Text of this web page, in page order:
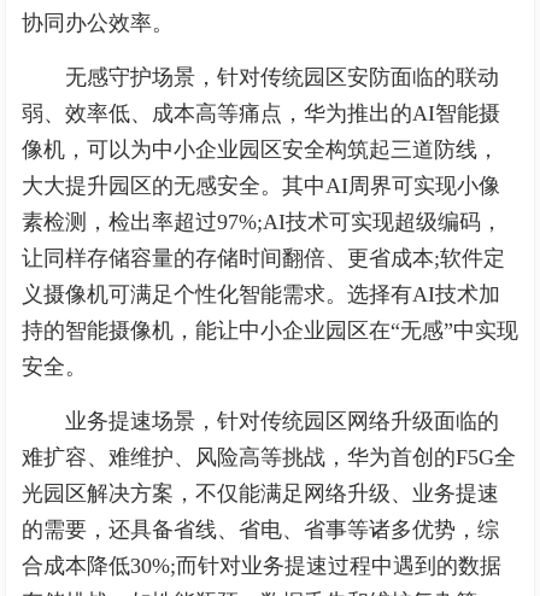
协同办公效率。
无感守护场景，针对传统园区安防面临的联动
弱、效率低、成本高等痛点，华为推出的AI智能摄
像机，可以为中小企业园区安全构筑起三道防线，
大大提升园区的无感安全。其中AI周界可实现小像
素检测，检出率超过97%;AI技术可实现超级编码，
让同样存储容量的存储时间翻倍、更省成本;软件定
义摄像机可满足个性化智能需求。选择有AI技术加
持的智能摄像机，能让中小企业园区在“无感”中实现
安全。
业务提速场景，针对传统园区网络升级面临的
难扩容、难维护、风险高等挑战，华为首创的F5G全
光园区解决方案，不仅能满足网络升级、业务提速
的需要，还具备省线、省电、省事等诸多优势，综
合成本降低30%;而针对业务提速过程中遇到的数据